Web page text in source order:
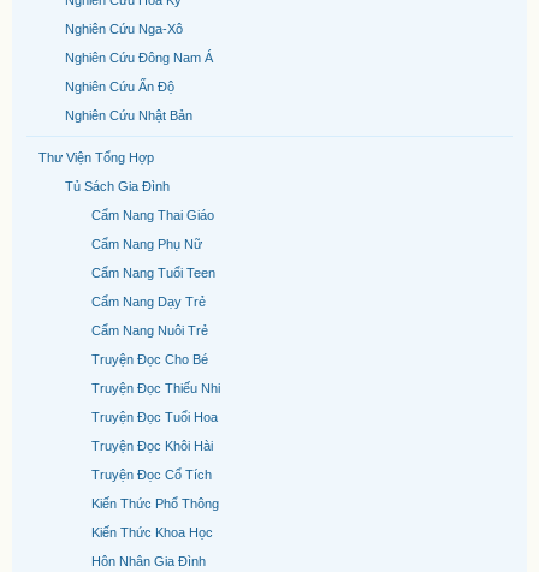
Nghiên Cứu Nga-Xô
Nghiên Cứu Đông Nam Á
Nghiên Cứu Ấn Độ
Nghiên Cứu Nhật Bản
Thư Viện Tổng Hợp
Tủ Sách Gia Đình
Cẩm Nang Thai Giáo
Cẩm Nang Phụ Nữ
Cẩm Nang Tuổi Teen
Cẩm Nang Dạy Trẻ
Cẩm Nang Nuôi Trẻ
Truyện Đọc Cho Bé
Truyện Đọc Thiếu Nhi
Truyện Đọc Tuổi Hoa
Truyện Đọc Khôi Hài
Truyện Đọc Cổ Tích
Kiến Thức Phổ Thông
Kiến Thức Khoa Học
Hôn Nhân Gia Đình